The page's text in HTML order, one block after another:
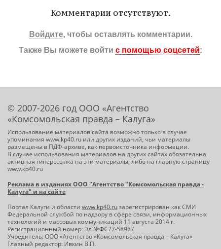
Комментарии отсутствуют.
Войдите, чтобы оставлять комментарии.
Также Вы можете войти с помощью соцсетей:
© 2007-2026 год ООО «Агентство
«Комсомольская правда – Калуга»
Использование материалов сайта возможно только в случае
упоминания www.kp40.ru или других изданий, чьи материалы
размещены в ПДФ-архиве, как первоисточника информации.
В случае использования материалов на других сайтах обязательна
активная гиперссылка на эти материалы, либо на главную страницу
www.kp40.ru
Реклама в изданиях ООО "Агентство "Комсомольская правда -
Калуга" и на сайте
Портал Калуги и области www.kp40.ruзарегистрирован как СМИ
Федеральной службой по надзору в сфере связи, информационных
технологий и массовых коммуникаций 11 августа 2014 г.
Регистрационный номер: Эл №ФС77-58967
Учредитель: ООО «Агентство «Комсомольская правда – Калуга»
Главный редактор: Ивкин В.П.